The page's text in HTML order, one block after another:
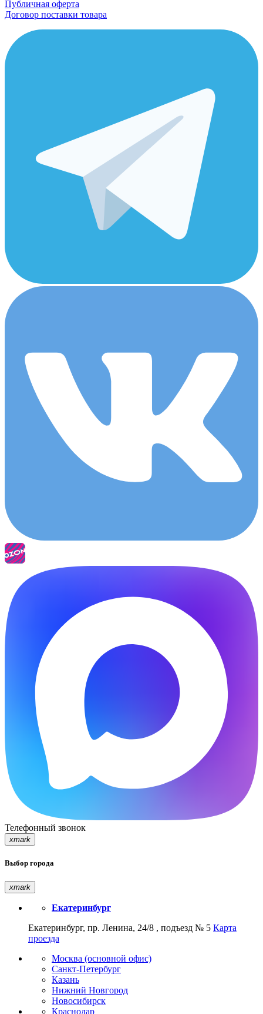
Публичная оферта
Договор поставки товара
Телефонный звонок
xmark
Выбор города
xmark
Екатеринбург
Екатеринбург, пр. Ленина, 24/8 , подъезд № 5 Карта
проезда
Москва (основной офис)
Санкт-Петербург
Казань
Нижний Новгород
Новосибирск
Краснодар